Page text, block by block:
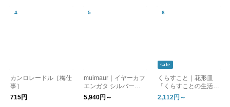
カンロレードル［梅仕
事］
715円
muimaur｜イヤーカフ
エンガタ シルバー
［ギフト/贈り物］
5,940円～
sale
くらすこと｜花形皿
「くらすことの生活道
具 古い器の形シリー
ズ」 ［ 15cm / 18cm
2,112円～